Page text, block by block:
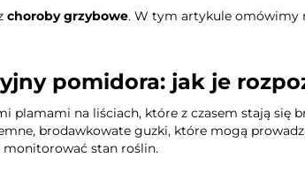
choroby grzybowe. W tym artykule omówimy
pomidora: jak je
plamami na liściach, które z czasem stają się
brodawkowate guzki, które mogą
monitorować stan roślin.